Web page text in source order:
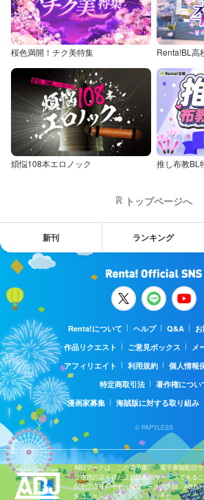
桜色満開！チク美特集
煩悩108本エロノック 推し布教BL
トップページへ
新刊 ランキング
Renta!について ヘルプ Q&A
作品リクエスト
ご意見ボックス
メ
アフィリエイト
利用規約
個人情報
特定商取引法
著作権につい
漫画家募集
海賊版に対する取り組み
© PAPYLESS
ABJマークは、この電子書店・電子書籍配信
ツ使用許諾を得た正規版配信サービスである
6091713号）です。ABJマークの詳細、ABJ
覧はこちら。